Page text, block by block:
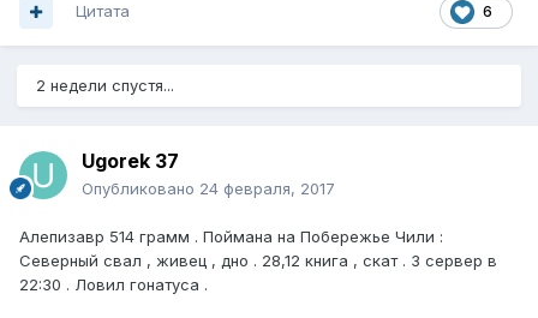
6
Цитата
2 недели спустя...
Ugorek 37
Опубликовано 24 февраля, 2017
Алепизавр 514 грамм . Поймана на Побережье Чили :
Северный свал , живец , дно . 28,12 книга , скат . 3 сервер в
22:30 . Ловил гонатуса .